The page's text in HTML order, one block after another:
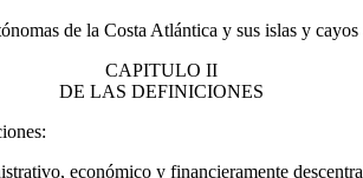
de la Costa Atlántica y sus islas y cayos
CAPITULO II
DE LAS DEFINICIONES
económico y financieramente